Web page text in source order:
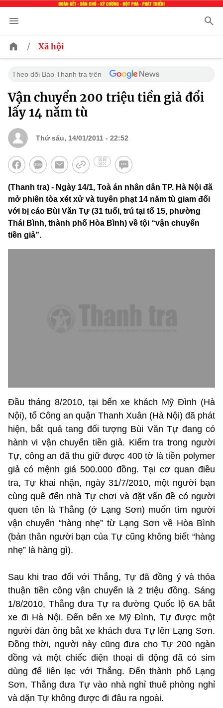
/ Xã hội
Theo dõi Báo Thanh tra trên
Vận chuyển 200 triệu tiền giả đổi
lấy 14 năm tù
Thứ sáu, 14/01/2011 - 22:52
(Thanh tra) - Ngày 14/1, Toà án nhân dân TP. Hà Nội đã
mở phiên tòa xét xử và tuyên phạt 14 năm tù giam đối
với bị cáo Bùi Văn Tự (31 tuổi, trú tại tổ 15, phường
Thái Bình, thành phố Hòa Bình) về tội “vận chuyển
tiền giả”.
Đầu tháng 8/2010, tại bến xe khách Mỹ Đình (Hà
Nội), tổ Công an quận Thanh Xuân (Hà Nội) đã phát
hiện, bắt quả tang đối tượng Bùi Văn Tự đang có
hành vi vận chuyển tiền giả. Kiểm tra trong người
Tự, công an đã thu giữ được 400 tờ là tiền polymer
giả có mệnh giá 500.000 đồng. Tại cơ quan điều
tra, Tự khai nhận, ngày 31/7/2010, một người bạn
cùng quê đến nhà Tự chơi và đặt vấn đề có người
quen tên là Thắng (ở Lạng Sơn) muốn tìm người
vận chuyển “hàng nhẹ” từ Lạng Sơn về Hòa Bình
(bản thân người bạn của Tự cũng không biết “hàng
nhẹ” là hàng gì).
Sau khi trao đổi với Thắng, Tự đã đồng ý và thỏa
thuận tiền công vận chuyển là 2 triệu đồng. Sáng
1/8/2010, Thắng đưa Tự ra đường Quốc lộ 6A bắt
xe đi Hà Nội. Đến bến xe Mỹ Đình, Tự được một
người đàn ông bắt xe khách đưa Tự lên Lạng Sơn.
Đồng thời, người này cũng đưa cho Tự 200 ngàn
đồng và một chiếc điện thoại di động đã có sim
dùng để liên lạc với Thắng. Đến thành phố Lạng
Sơn, Thắng đưa Tự vào nhà nghỉ thuê phòng nghỉ
và dặn Tự không được đi đâu ra ngoài.